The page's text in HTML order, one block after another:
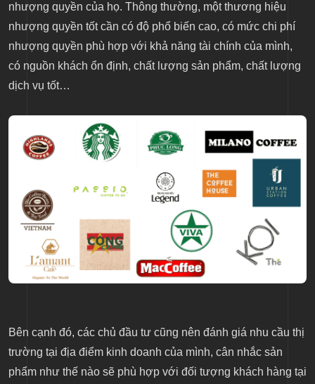
nhượng quyền của họ. Thông thường, một thương hiệu
nhượng quyền tốt cần có độ phổ biến cao, có mức chi phí
nhượng quyền phù hợp với khả năng tài chính của mình,
có nguồn khách ổn định, chất lượng sản phẩm, chất lượng
dịch vụ tốt…
Bên cạnh đó, các chủ đầu tư cũng nên đánh giá nhu cầu thị
trường tại địa điểm kinh doanh của mình, cân nhắc sản
phẩm như thế nào sẽ phù hợp với đối tượng khách hàng tại